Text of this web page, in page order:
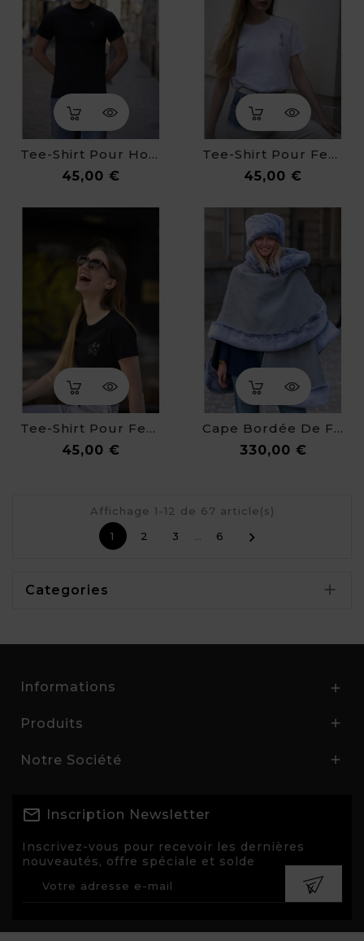
Tee-Shirt Pour Homme - Montre Molle
45,00 €
Tee-Shirt Pour Femme - La Naissance De Vénus
45,00 €
Tee-Shirt Pour Femme - Femme Oiseau
45,00 €
Cape Bordée De Fausse Fourrure Léonie
330,00 €
Affichage 1-12 de 67 article(s)
1
2 3 … 6 
Categories 
Informations 
Produits 
Notre Société 
Inscription Newsletter
Inscrivez-vous pour recevoir les dernières
nouveautés, offre spéciale et solde